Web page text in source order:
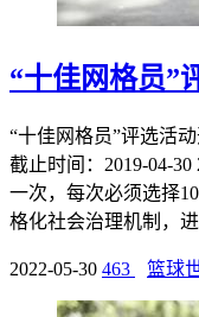
“十佳网格员”
“十佳网格员”评选活
截止时间：2019-04-
一次，每次必须选择
格化社会治理机制，
2022-05-30 463 篮球